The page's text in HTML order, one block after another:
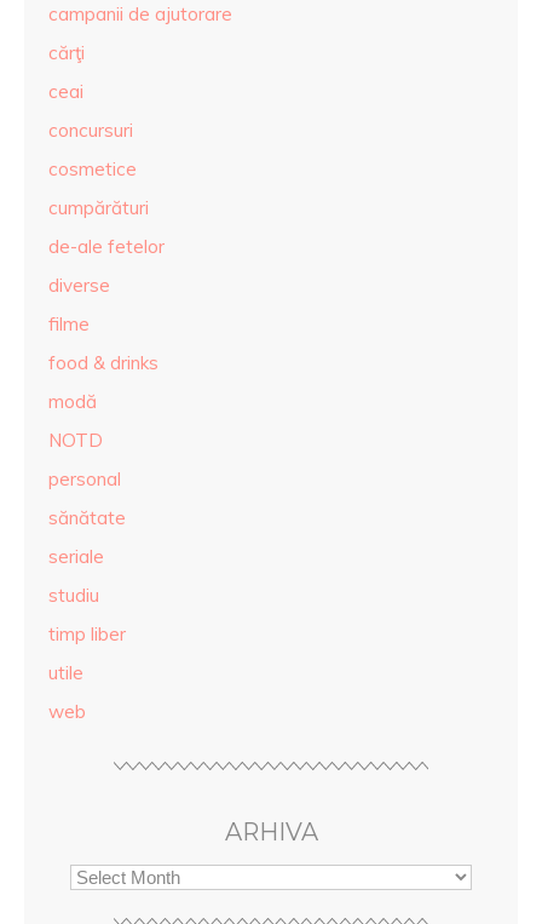
campanii de ajutorare
cărţi
ceai
concursuri
cosmetice
cumpărături
de-ale fetelor
diverse
filme
food & drinks
modă
NOTD
personal
sănătate
seriale
studiu
timp liber
utile
web
ARHIVA